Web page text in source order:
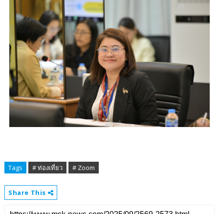
Tags # ท่องเที่ยว # Zoom
Share This